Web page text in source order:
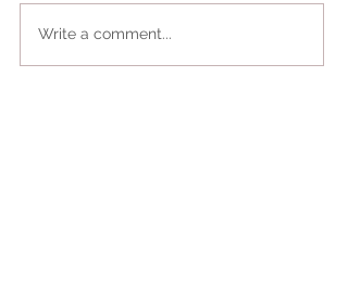
Write a comment...